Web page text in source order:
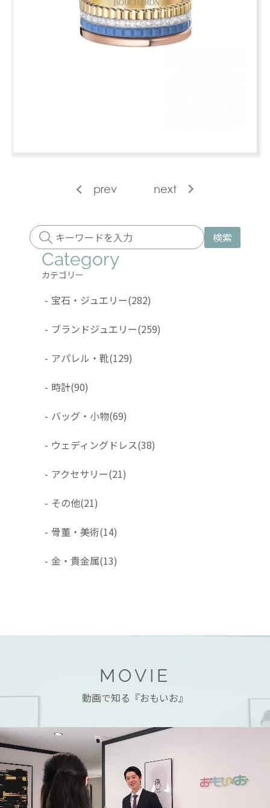
prev next
検索
Category
カテゴリー
- 宝石・ジュエリー(282)
- ブランドジュエリー(259)
- アパレル・靴(129)
- 時計(90)
- バッグ・小物(69)
- ウェディングドレス(38)
- アクセサリー(21)
- その他(21)
- 骨董・美術(14)
- 金・貴金属(13)
MOVIE
動画で知る『おもいお』